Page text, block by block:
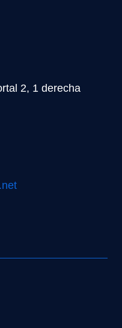
2, 1 derecha